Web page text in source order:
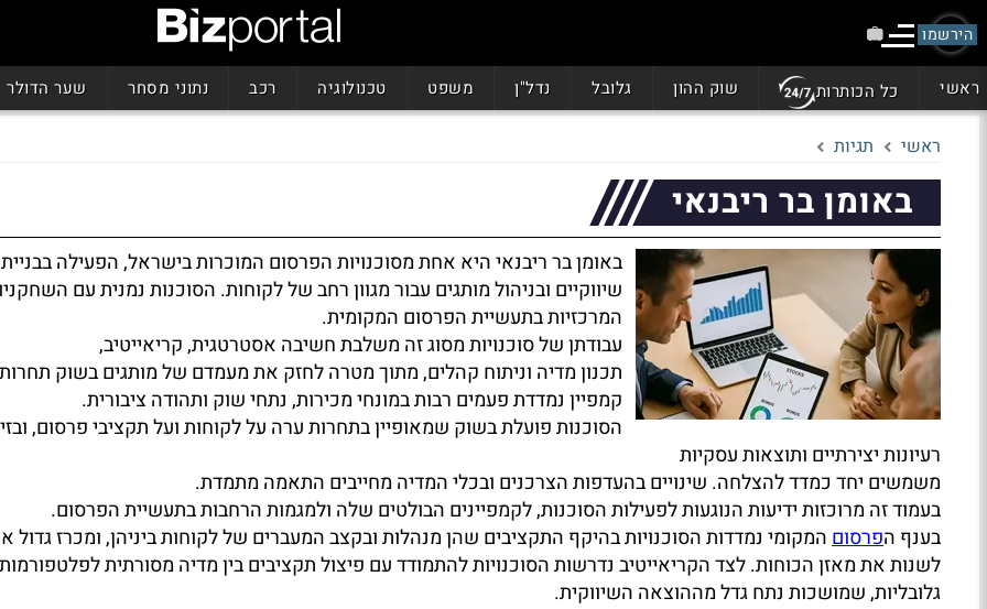
הירשמו
ראשי כל הכותרות שוק ההון גלובל נדל"ן משפט טכנולוגיה רכב נתוני מסחר שער הדולר
ראשי תגיות
באומן בר ריבנאי
באומן בר ריבנאי היא אחת מסוכנויות הפרסום המוכרות בישראל, הפעילה
שיווקיים ובניהול מותגים עבור מגוון רחב של לקוחות. הסוכנות נמנית עם
המרכזיות בתעשיית הפרסום המקומית.
עבודתן של סוכנויות מסוג זה משלבת חשיבה אסטרטגית, קריאייטיב,
תכנון מדיה וניתוח קהלים, מתוך מטרה לחזק את מעמדם של מותגים בשוק
קמפיין נמדדת פעמים רבות במונחי מכירות, נתחי שוק ותהודה ציבורית.
הסוכנות פועלת בשוק שמאופיין בתחרות ערה על לקוחות ועל תקציבי פרסום,
רעיונות יצירתיים ותוצאות עסקיות
משמשים יחד כמדד להצלחה. שינויים בהעדפות הצרכנים ובכלי המדיה מחייבים התאמה מתמדת.
בעמוד זה מרוכזות ידיעות הנוגעות לפעילות הסוכנות, לקמפיינים הבולטים שלה ולמגמות הרחבות בתעשיית הפרסום.
בענף הפרסוםהמקומי נמדדות הסוכנויות בהיקף התקציבים שהן מנהלות ובקצב המעברים של לקוחות ביניהן, ומכרז גדול
לשנות את מאזן הכוחות. לצד הקריאייטיב נדרשות הסוכנויות להתמודד עם פיצול תקציבים בין מדיה מסורתית לפלטפורמות
גלובליות, שמושכות נתח גדל מההוצאה השיווקית.